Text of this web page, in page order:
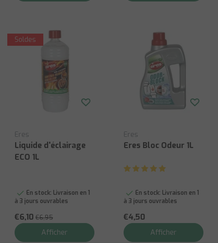
Soldes
Eres
Liquide d'éclairage
ECO 1L
En stock: Livraison en 1
à 3 jours ouvrables
€6,10 €6,95
Afficher
Eres
Eres Bloc Odeur 1L
En stock: Livraison en 1
à 3 jours ouvrables
€4,50
Afficher